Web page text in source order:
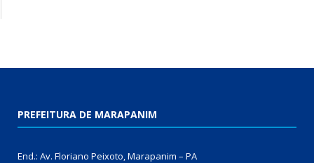
PREFEITURA DE MARAPANIM
End.: Av. Floriano Peixoto, Marapanim – PA